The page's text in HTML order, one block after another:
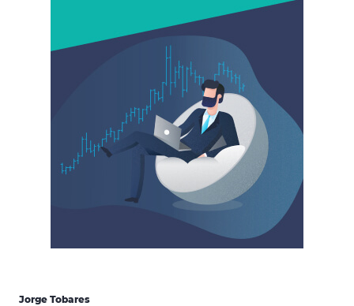
Jorge Tobares